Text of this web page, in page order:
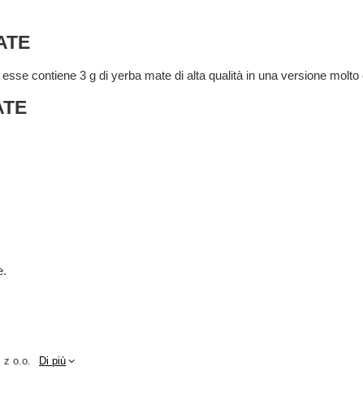
contiene 3 g di yerba mate di alta qualità in una versione
z o.o. Di più